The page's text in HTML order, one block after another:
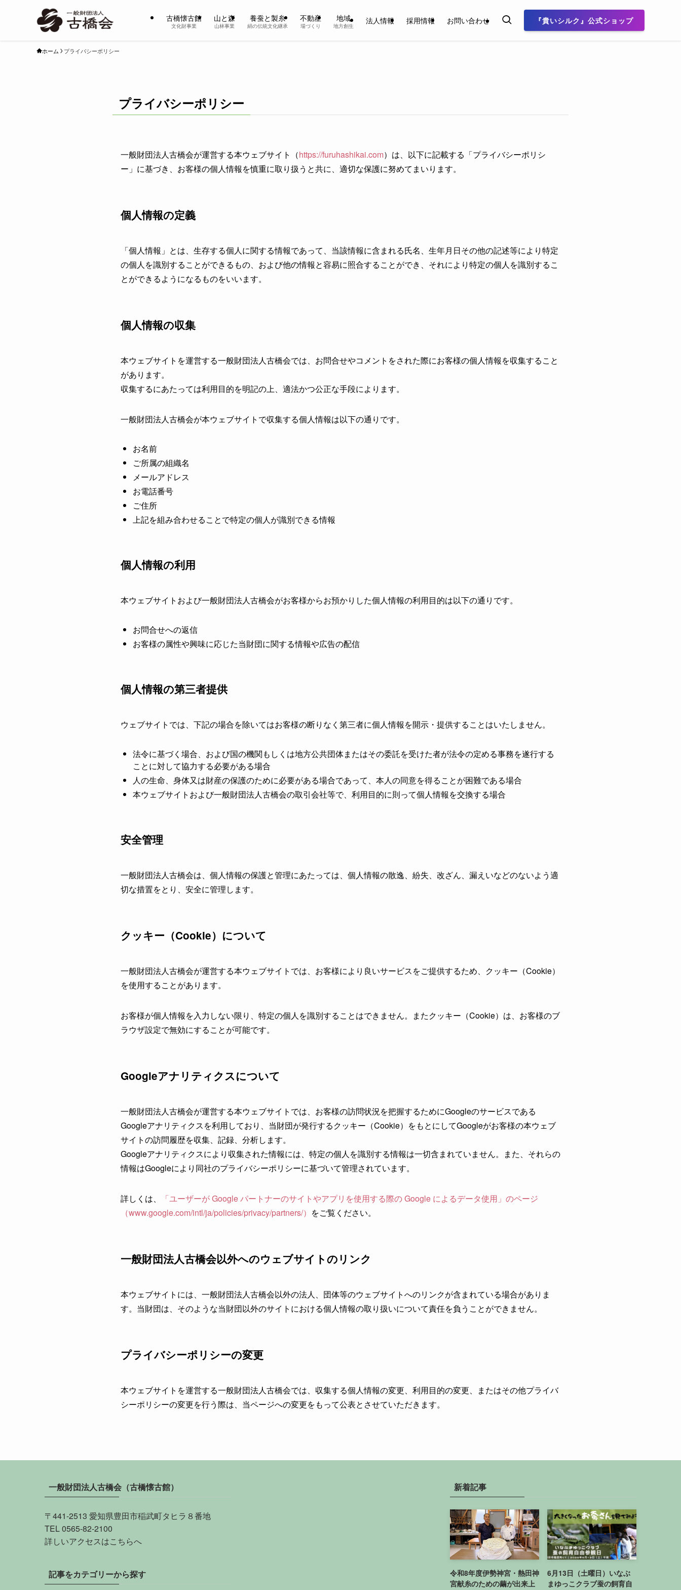
古橋懐古館
文化財事業
山と森
山林事業
養蚕と製糸
絹の伝統文化継承
不動産
場づくり
地域
地方創生
法人情報 採用情報 お問い合わせ 『貴いシルク』公式ショップ
ホーム プライバシーポリシー
プライバシーポリシー
一般財団法人古橋会が運営する本ウェブサイト（https://furuhashikai.com）は、以下に記載する「プライバシーポリシ
ー」に基づき、お客様の個人情報を慎重に取り扱うと共に、適切な保護に努めてまいります。
個人情報の定義
「個人情報」とは、生存する個人に関する情報であって、当該情報に含まれる氏名、生年月日その他の記述等により特定
の個人を識別することができるもの、および他の情報と容易に照合することができ、それにより特定の個人を識別するこ
とができるようになるものをいいます。
個人情報の収集
本ウェブサイトを運営する一般財団法人古橋会では、お問合せやコメントをされた際にお客様の個人情報を収集すること
があります。
収集するにあたっては利用目的を明記の上、適法かつ公正な手段によります。
一般財団法人古橋会が本ウェブサイトで収集する個人情報は以下の通りです。
お名前
ご所属の組織名
メールアドレス
お電話番号
ご住所
上記を組み合わせることで特定の個人が識別できる情報
個人情報の利用
本ウェブサイトおよび一般財団法人古橋会がお客様からお預かりした個人情報の利用目的は以下の通りです。
お問合せへの返信
お客様の属性や興味に応じた当財団に関する情報や広告の配信
個人情報の第三者提供
ウェブサイトでは、下記の場合を除いてはお客様の断りなく第三者に個人情報を開示・提供することはいたしません。
法令に基づく場合、および国の機関もしくは地方公共団体またはその委託を受けた者が法令の定める事務を遂行する
ことに対して協力する必要がある場合
人の生命、身体又は財産の保護のために必要がある場合であって、本人の同意を得ることが困難である場合
本ウェブサイトおよび一般財団法人古橋会の取引会社等で、利用目的に則って個人情報を交換する場合
安全管理
一般財団法人古橋会は、個人情報の保護と管理にあたっては、個人情報の散逸、紛失、改ざん、漏えいなどのないよう適
切な措置をとり、安全に管理します。
クッキー（Cookie）について
一般財団法人古橋会が運営する本ウェブサイトでは、お客様により良いサービスをご提供するため、クッキー（Cookie）
を使用することがあります。
お客様が個人情報を入力しない限り、特定の個人を識別することはできません。またクッキー（Cookie）は、お客様のブ
ラウザ設定で無効にすることが可能です。
Googleアナリティクスについて
一般財団法人古橋会が運営する本ウェブサイトでは、お客様の訪問状況を把握するためにGoogleのサービスである
Googleアナリティクスを利用しており、当財団が発行するクッキー（Cookie）をもとにしてGoogleがお客様の本ウェブ
サイトの訪問履歴を収集、記録、分析します。
Googleアナリティクスにより収集された情報には、特定の個人を識別する情報は一切含まれていません。また、それらの
情報はGoogleにより同社のプライバシーポリシーに基づいて管理されています。
詳しくは、
「ユーザーが Google パートナーのサイトやアプリを使用する際の Google によるデータ使用」のページ
（www.google.com/intl/ja/policies/privacy/partners/） をご覧ください。
一般財団法人古橋会以外へのウェブサイトのリンク
本ウェブサイトには、一般財団法人古橋会以外の法人、団体等のウェブサイトへのリンクが含まれている場合がありま
す。当財団は、そのような当財団以外のサイトにおける個人情報の取り扱いについて責任を負うことができません。
プライバシーポリシーの変更
本ウェブサイトを運営する一般財団法人古橋会では、収集する個人情報の変更、利用目的の変更、またはその他プライバ
シーポリシーの変更を行う際は、当ページへの変更をもって公表とさせていただきます。
一般財団法人古橋会（古橋懐古館）
〒441-2513 愛知県豊田市稲武町タヒラ８番地
TEL 0565-82-2100
詳しいアクセスはこちらへ
記事をカテゴリーから探す
新着記事
令和8年度伊勢神宮・熱田神
宮献糸のための繭が出来上
6月13日（土曜日）いなぶ
まゆっこクラブ蚕の飼育自